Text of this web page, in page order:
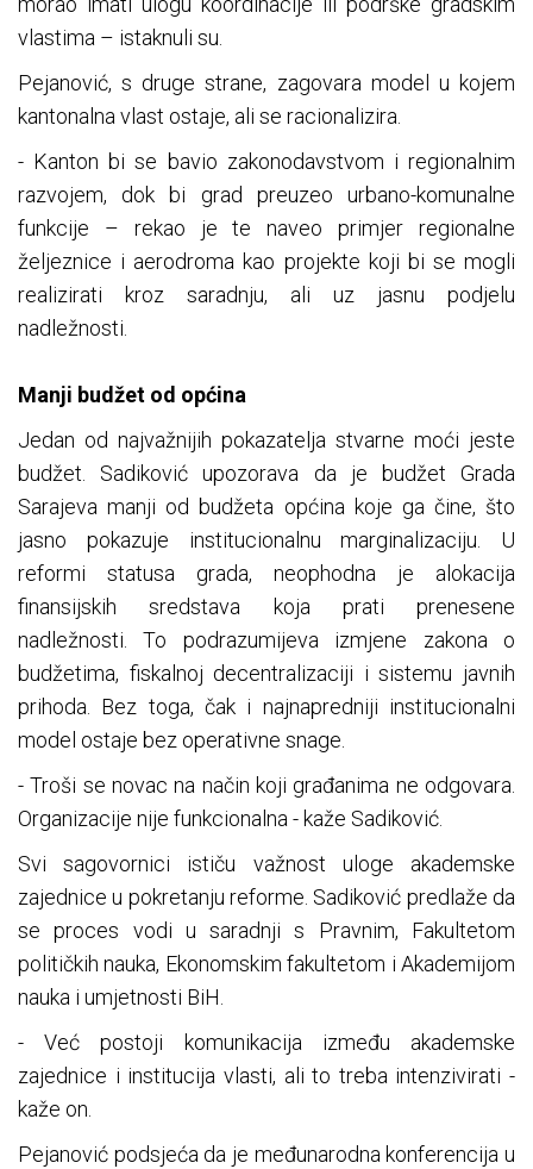
vlastima – istaknuli su.
Pejanović, s druge strane, zagovara model u kojem
kantonalna vlast ostaje, ali se racionalizira.
- Kanton bi se bavio zakonodavstvom i regionalnim
razvojem, dok bi grad preuzeo urbano-komunalne
funkcije – rekao je te naveo primjer regionalne
željeznice i aerodroma kao projekte koji bi se mogli
realizirati kroz saradnju, ali uz jasnu podjelu
nadležnosti.
Manji budžet od općina
Jedan od najvažnijih pokazatelja stvarne moći jeste
budžet. Sadiković upozorava da je budžet Grada
Sarajeva manji od budžeta općina koje ga čine, što
jasno pokazuje institucionalnu marginalizaciju. U
reformi statusa grada, neophodna je alokacija
finansijskih sredstava koja prati prenesene
nadležnosti. To podrazumijeva izmjene zakona o
budžetima, fiskalnoj decentralizaciji i sistemu javnih
prihoda. Bez toga, čak i najnapredniji institucionalni
model ostaje bez operativne snage.
- Troši se novac na način koji građanima ne odgovara.
Organizacije nije funkcionalna - kaže Sadiković.
Svi sagovornici ističu važnost uloge akademske
zajednice u pokretanju reforme. Sadiković predlaže da
se proces vodi u saradnji s Pravnim, Fakultetom
političkih nauka, Ekonomskim fakultetom i Akademijom
nauka i umjetnosti BiH.
- Već postoji komunikacija između akademske
zajednice i institucija vlasti, ali to treba intenzivirati -
kaže on.
Pejanović podsjeća da je međunarodna konferencija u